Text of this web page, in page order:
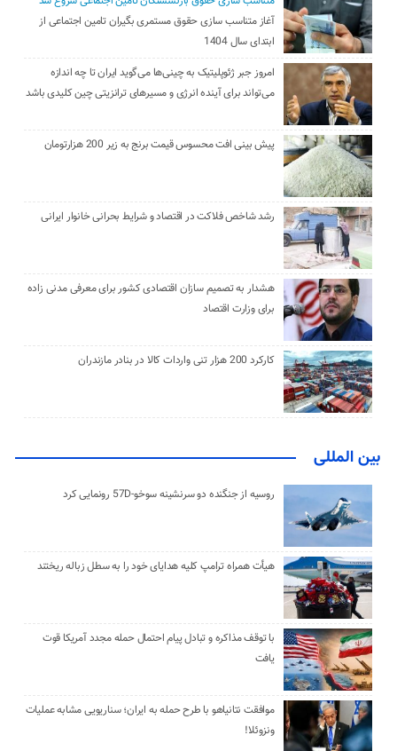
آغاز متناسب سازی حقوق مستمری بگیران تامین اجتماعی از
ابتدای سال 1404
امروز جبر ژئوپلیتیک به چینی‌ها می‌گوید ایران تا چه اندازه
می‌تواند برای آینده انرژی و مسیرهای ترانزیتی چین کلیدی باشد
پیش بینی افت محسوس قیمت برنج به زیر 200 هزارتومان
رشد شاخص فلاکت در اقتصاد و شرایط بحرانی خانوار ایرانی
هشدار به تصمیم سازان اقتصادی کشور برای معرفی مدنی زاده
برای وزارت اقتصاد
کارکرد 200 هزار تنی واردات کالا در بنادر مازندران
بین المللی
روسیه از جنگنده دو سرنشینه سوخو-57D رونمایی کرد
هیأت همراه ترامپ کلیه هدایای خود را به سطل زباله ریختند
با توقف مذاکره و تبادل پیام احتمال حمله مجدد آمریکا قوت
یافت
موافقت نتانیاهو با طرح حمله به ایران؛ سناریویی مشابه عملیات
ونزوئلا!